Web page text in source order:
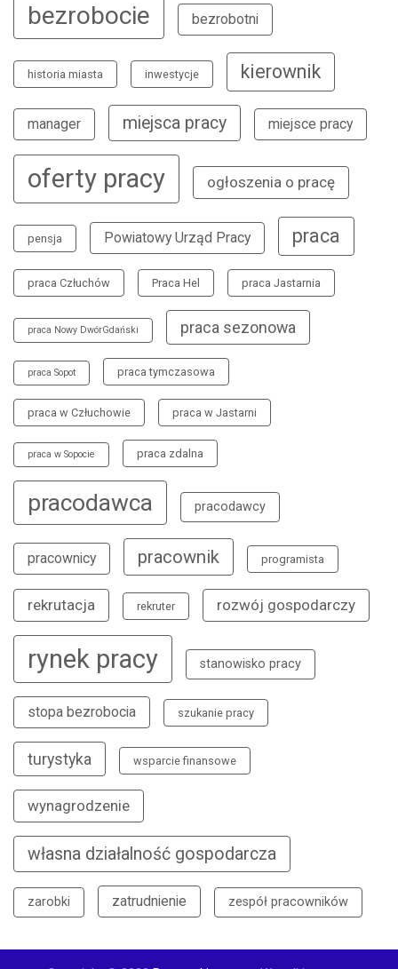
bezrobocie bezrobotni
historia miasta inwestycje kierownik
manager miejsca pracy miejsce pracy
oferty pracy ogłoszenia o pracę
pensja Powiatowy Urząd Pracy praca
praca Człuchów Praca Hel praca Jastarnia
praca Nowy DwórGdański praca sezonowa
praca Sopot praca tymczasowa
praca w Człuchowie praca w Jastarni
praca w Sopocie praca zdalna
pracodawca pracodawcy
pracownicy pracownik programista
rekrutacja rekruter rozwój gospodarczy
rynek pracy stanowisko pracy
stopa bezrobocia szukanie pracy
turystyka wsparcie finansowe
wynagrodzenie
własna działalność gospodarcza
zarobki zatrudnienie zespół pracowników